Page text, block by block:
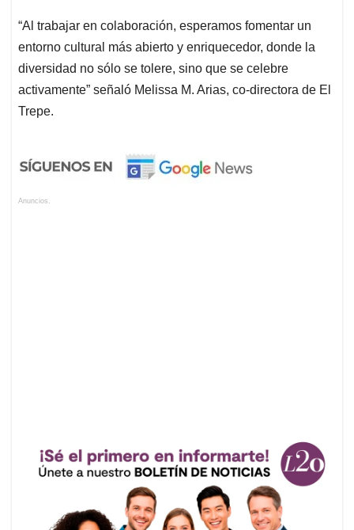
“Al trabajar en colaboración, esperamos fomentar un
entorno cultural más abierto y enriquecedor, donde la
diversidad no sólo se tolere, sino que se celebre
activamente” señaló Melissa M. Arias, co-directora de El
Trepe.
Anuncios.